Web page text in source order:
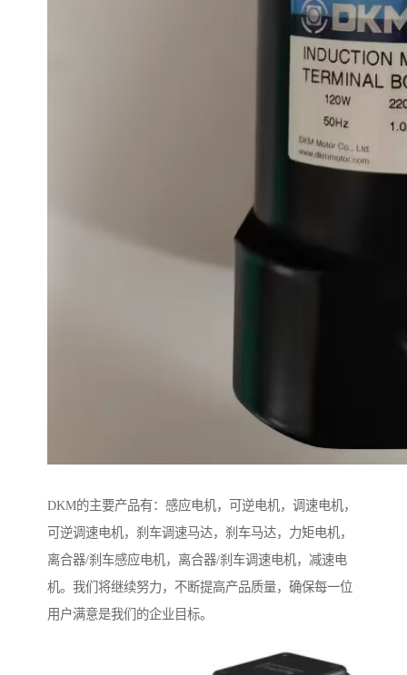
DKM的主要产品有：感应电机，可逆电机，调速电机，
可逆调速电机，刹车调速马达，刹车马达，力矩电机，
离合器/刹车感应电机，离合器/刹车调速电机，减速电
机。我们将继续努力，不断提高产品质量，确保每一位
用户满意是我们的企业目标。